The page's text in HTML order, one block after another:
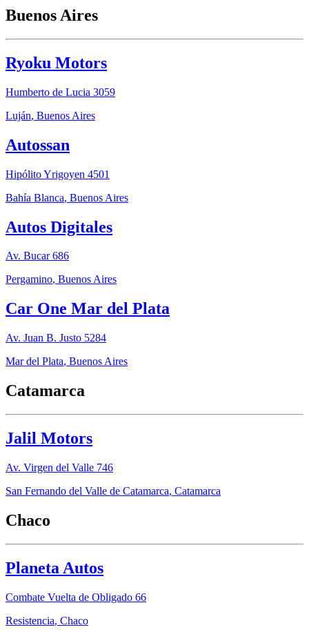
Buenos Aires
Ryoku Motors
Humberto de Lucia 3059
Luján, Buenos Aires
Autossan
Hipólito Yrigoyen 4501
Bahía Blanca, Buenos Aires
Autos Digitales
Av. Bucar 686
Pergamino, Buenos Aires
Car One Mar del Plata
Av. Juan B. Justo 5284
Mar del Plata, Buenos Aires
Catamarca
Jalil Motors
Av. Virgen del Valle 746
San Fernando del Valle de Catamarca, Catamarca
Chaco
Planeta Autos
Combate Vuelta de Obligado 66
Resistencia, Chaco